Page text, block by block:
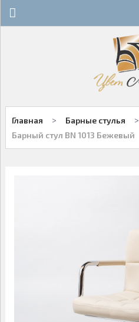
ДЕРЕВЯННЫЕ СТОЛЫ
ОБЕДЕННЫЕ ГРУППЫ
СТУЛЬЯ НА МЕТАЛЛОКАРКАСЕ
ДЕРЕВЯННЫЕ СТУЛЬЯ
МАЛЫЕ ФОРМЫ
САДОВАЯ МЕБЕЛЬ
Главная > Барные стулья >
Барный стул BN 1013 Бежевый